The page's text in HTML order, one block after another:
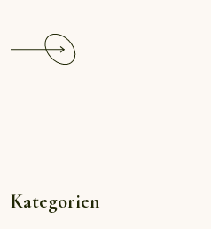
Kategorien